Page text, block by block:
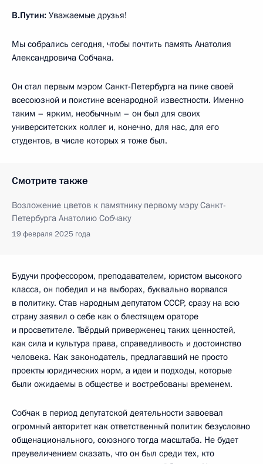
В.Путин: Уважаемые друзья!
Мы собрались сегодня, чтобы почтить память Анатолия
Александровича Собчака.
Он стал первым мэром Санкт-Петербурга на пике своей
всесоюзной и поистине всенародной известности. Именно
таким – ярким, необычным – он был для своих
университетских коллег и, конечно, для нас, для его
студентов, в числе которых я тоже был.
Смотрите также
Возложение цветов к памятнику первому мэру Санкт-
Петербурга Анатолию Собчаку
19 февраля 2025 года
Будучи профессором, преподавателем, юристом высокого
класса, он победил и на выборах, буквально ворвался
в политику. Став народным депутатом СССР, сразу на всю
страну заявил о себе как о блестящем ораторе
и просветителе. Твёрдый приверженец таких ценностей,
как сила и культура права, справедливость и достоинство
человека. Как законодатель, предлагавший не просто
проекты юридических норм, а идеи и подходы, которые
были ожидаемы в обществе и востребованы временем.
Собчак в период депутатской деятельности завоевал
огромный авторитет как ответственный политик безусловно
общенационального, союзного тогда масштаба. Не будет
преувеличением сказать, что он был среди тех, кто